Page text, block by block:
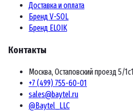
Доставка и оплата
Бренд V-SOL
Бренд ELOIK
Контакты
Москва, Остаповский проезд 5/
+7 (499) 755-60-01
sales@baytel.ru
@Baytel_LLC